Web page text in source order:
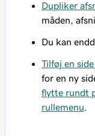
Dupliker
måden,
Du kan
Tilføj en
for en ny
flytte rundt
rullemenu.